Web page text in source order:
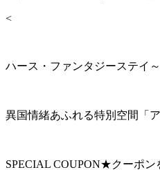
<
ハース・ファンタジーステイ
異国情緒あふれる特別空間「
SPECIAL COUPON★クーポン